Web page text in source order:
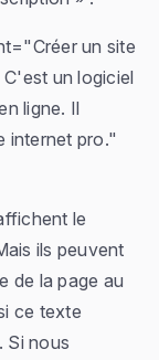
un site
un logiciel
ligne. Il
internet pro."
le
ils peuvent
de la page au
ce texte
Si nous